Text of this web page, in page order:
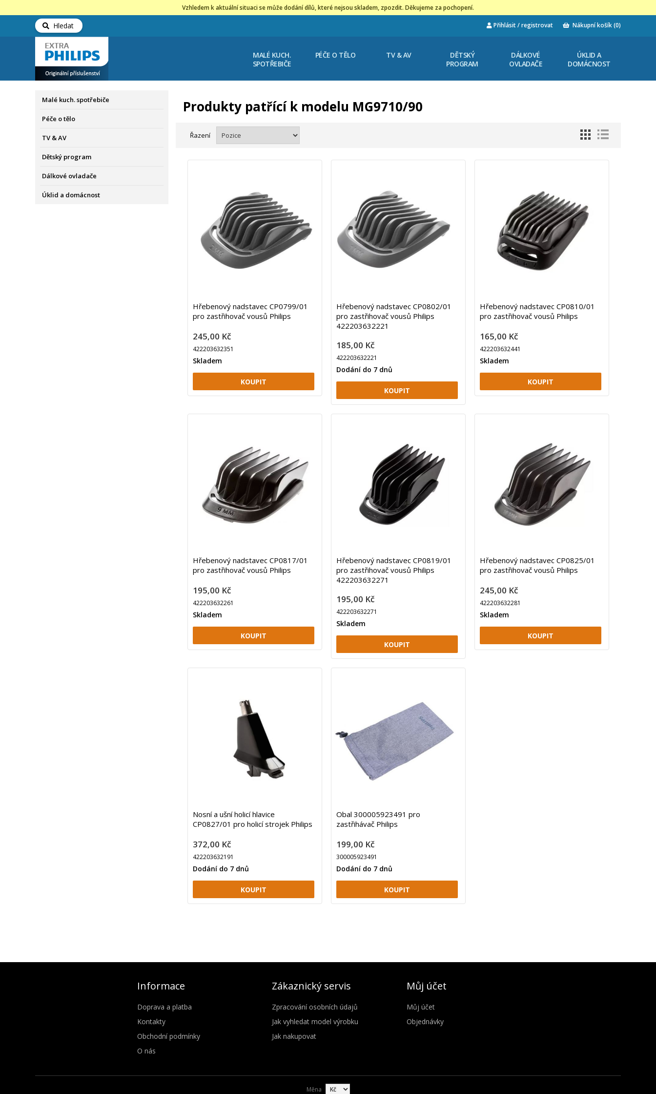
Vzhledem k aktuální situaci se může dodání dílů, které nejsou skladem, zpozdit. Děkujeme za pochopení.
Hledat Přihlásit / registrovat Nákupní košík(0)
MALÉ KUCH.
SPOTŘEBIČE
PÉČE O TĚLO TV & AV
DĚTSKÝ
PROGRAM
DÁLKOVÉ
OVLADAČE
ÚKLID A
DOMÁCNOST
Malé kuch. spotřebiče
Péče o tělo
TV & AV
Dětský program
Dálkové ovladače
Úklid a domácnost
Produkty patřící k modelu MG9710/90
Řazení
Hřebenový nadstavec CP0799/01
pro zastřihovač vousů Philips
245,00 Kč
422203632351
Skladem
Hřebenový nadstavec CP0802/01
pro zastřihovač vousů Philips
422203632221
185,00 Kč
422203632221
Dodání do 7 dnů
Hřebenový nadstavec CP0810/01
pro zastřihovač vousů Philips
165,00 Kč
422203632441
Skladem
Hřebenový nadstavec CP0817/01
pro zastřihovač vousů Philips
195,00 Kč
422203632261
Skladem
Hřebenový nadstavec CP0819/01
pro zastřihovač vousů Philips
422203632271
195,00 Kč
422203632271
Skladem
Hřebenový nadstavec CP0825/01
pro zastřihovač vousů Philips
245,00 Kč
422203632281
Skladem
Nosní a ušní holicí hlavice
CP0827/01 pro holicí strojek Philips
372,00 Kč
422203632191
Dodání do 7 dnů
Obal 300005923491 pro
zastřihávač Philips
199,00 Kč
300005923491
Dodání do 7 dnů
Informace
Doprava a platba
Kontakty
Obchodní podmínky
O nás
Zákaznický servis
Zpracování osobních údajů
Jak vyhledat model výrobku
Jak nakupovat
Můj účet
Můj účet
Objednávky
Měna